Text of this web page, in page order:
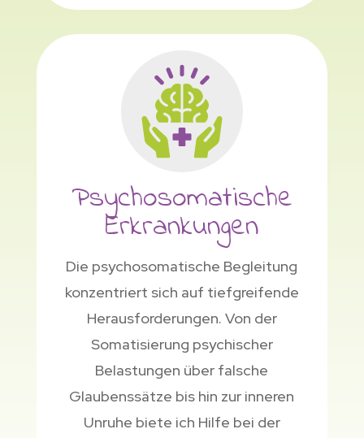
Psychosomatische
Erkrankungen
Die psychosomatische Begleitung
konzentriert sich auf tiefgreifende
Herausforderungen. Von der
Somatisierung psychischer
Belastungen über falsche
Glaubenssätze bis hin zur inneren
Unruhe biete ich Hilfe bei der